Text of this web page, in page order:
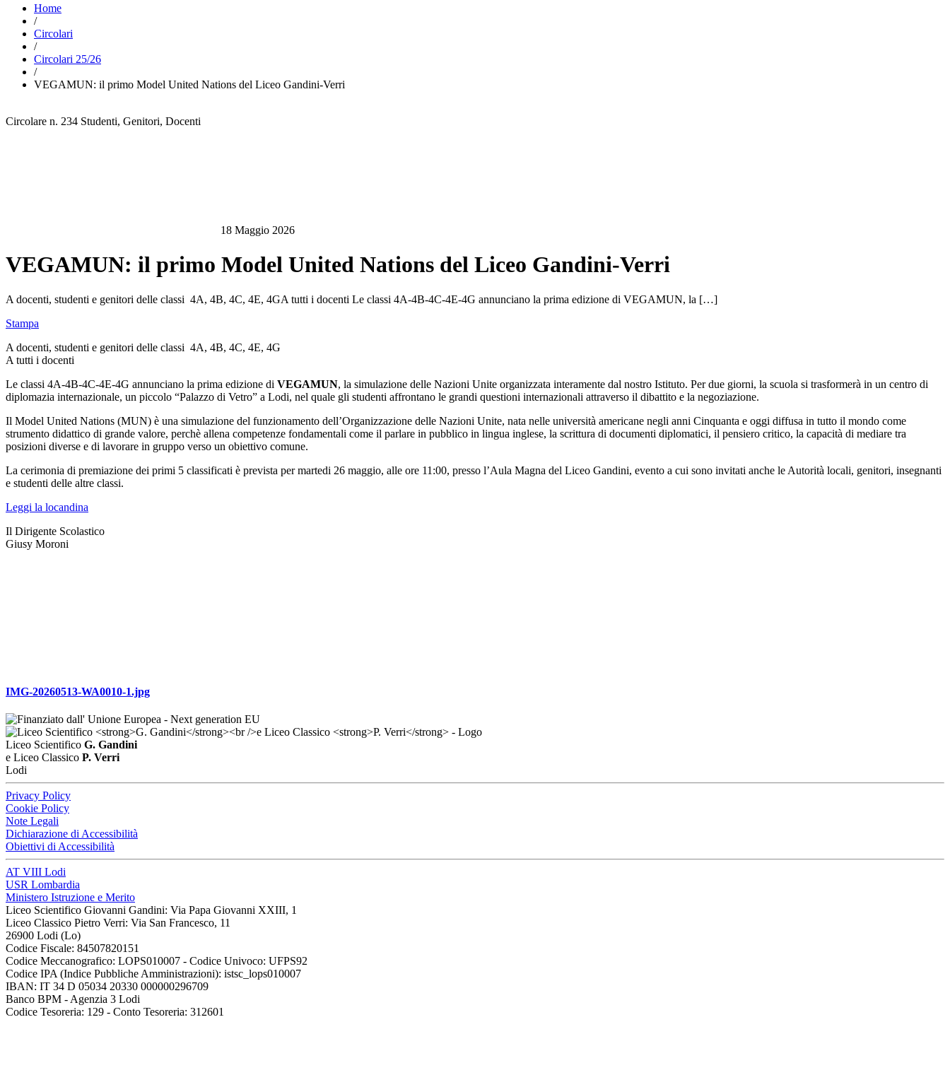
Home
/
Circolari
/
Circolari 25/26
/
VEGAMUN: il primo Model United Nations del Liceo Gandini-Verri
Circolare n. 234 Studenti, Genitori, Docenti
18 Maggio 2026
VEGAMUN: il primo Model United Nations del Liceo Gandini-Verri
A docenti, studenti e genitori delle classi 4A, 4B, 4C, 4E, 4GA tutti i docenti Le classi 4A-4B-4C-4E-4G annunciano la prima edizione di VEGAMUN, la […]
Stampa
A docenti, studenti e genitori delle classi 4A, 4B, 4C, 4E, 4G
A tutti i docenti
Le classi 4A-4B-4C-4E-4G annunciano la prima edizione di VEGAMUN, la simulazione delle Nazioni Unite organizzata interamente dal nostro Istituto. Per due giorni, la scuola si trasformerà in un centro di
diplomazia internazionale, un piccolo “Palazzo di Vetro” a Lodi, nel quale gli studenti affrontano le grandi questioni internazionali attraverso il dibattito e la negoziazione.
Il Model United Nations (MUN) è una simulazione del funzionamento dell’Organizzazione delle Nazioni Unite, nata nelle università americane negli anni Cinquanta e oggi diffusa in tutto il mondo come
strumento didattico di grande valore, perchè allena competenze fondamentali come il parlare in pubblico in lingua inglese, la scrittura di documenti diplomatici, il pensiero critico, la capacità di mediare tra
posizioni diverse e di lavorare in gruppo verso un obiettivo comune.
La cerimonia di premiazione dei primi 5 classificati è prevista per martedi 26 maggio, alle ore 11:00, presso l’Aula Magna del Liceo Gandini, evento a cui sono invitati anche le Autorità locali, genitori, insegnanti
e studenti delle altre classi.
Leggi la locandina
Il Dirigente Scolastico
Giusy Moroni
IMG-20260513-WA0010-1.jpg
Liceo Scientifico G. Gandini
e Liceo Classico P. Verri
Lodi
Privacy Policy
Cookie Policy
Note Legali
Dichiarazione di Accessibilità
Obiettivi di Accessibilità
AT VIII Lodi
USR Lombardia
Ministero Istruzione e Merito
Liceo Scientifico Giovanni Gandini: Via Papa Giovanni XXIII, 1
Liceo Classico Pietro Verri: Via San Francesco, 11
26900 Lodi (Lo)
Codice Fiscale: 84507820151
Codice Meccanografico: LOPS010007 - Codice Univoco: UFPS92
Codice IPA (Indice Pubbliche Amministrazioni): istsc_lops010007
IBAN: IT 34 D 05034 20330 000000296709
Banco BPM - Agenzia 3 Lodi
Codice Tesoreria: 129 - Conto Tesoreria: 312601